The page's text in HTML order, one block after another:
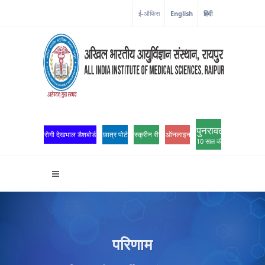
ई-ऑफिस English हिंदी
रोगी देखभाल डैशबोर्ड छात्र पोर्टल स्क्रीन रीडर एक्सेसऑनलाइन ओपीडी पंजीकरण
पुनरावर्तन
10 साल की उत्कृष्टता
परिणाम